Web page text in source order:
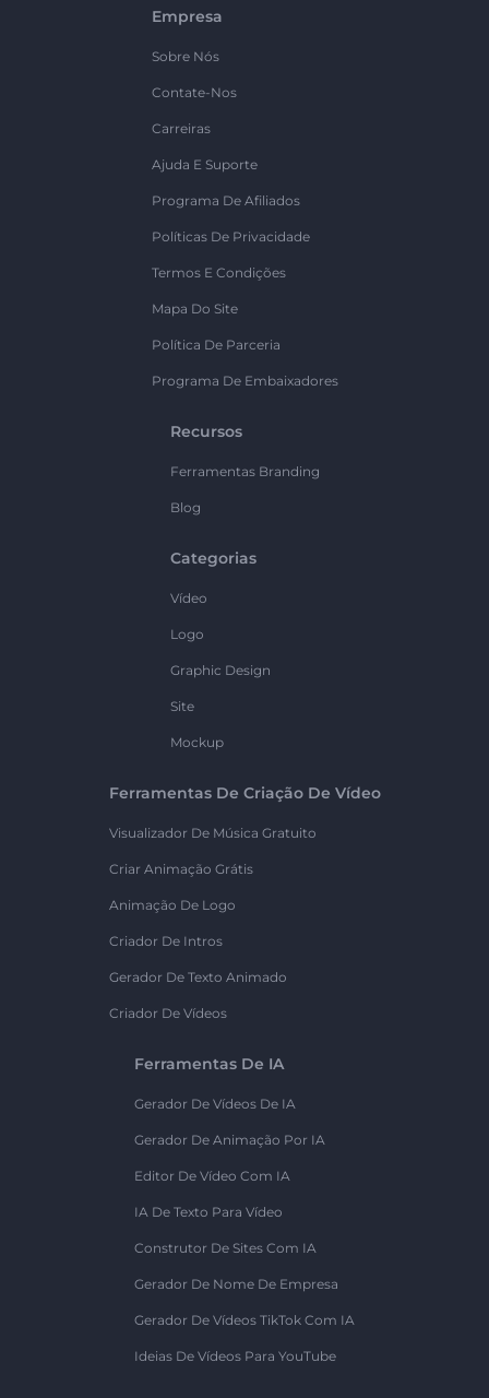
Empresa
Sobre Nós
Contate-Nos
Carreiras
Ajuda E Suporte
Programa De Afiliados
Políticas De Privacidade
Termos E Condições
Mapa Do Site
Política De Parceria
Programa De Embaixadores
Recursos
Ferramentas Branding
Blog
Categorias
Vídeo
Logo
Graphic Design
Site
Mockup
Ferramentas De Criação De Vídeo
Visualizador De Música Gratuito
Criar Animação Grátis
Animação De Logo
Criador De Intros
Gerador De Texto Animado
Criador De Vídeos
Ferramentas De IA
Gerador De Vídeos De IA
Gerador De Animação Por IA
Editor De Vídeo Com IA
IA De Texto Para Vídeo
Construtor De Sites Com IA
Gerador De Nome De Empresa
Gerador De Vídeos TikTok Com IA
Ideias De Vídeos Para YouTube